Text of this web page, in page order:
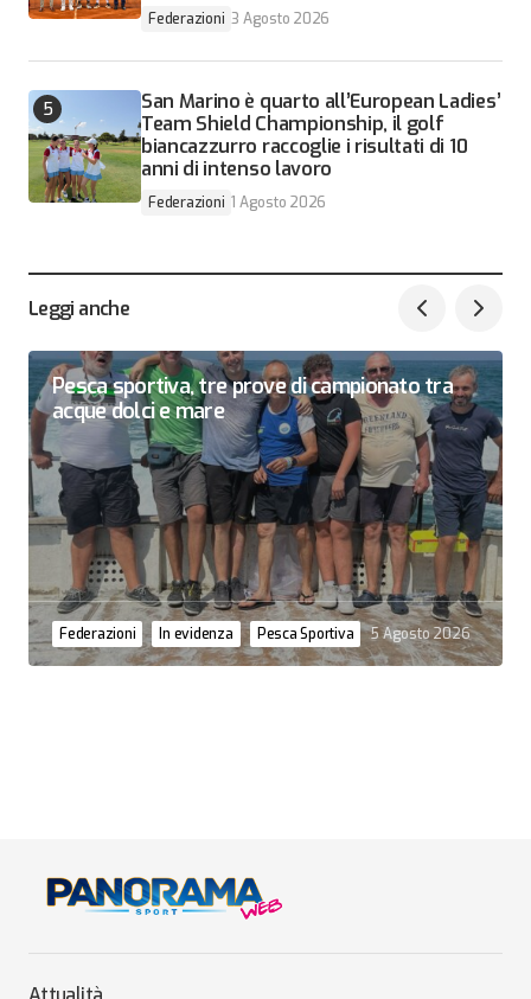
Federazioni 3 Agosto 2026
San Marino è quarto all’European Ladies’
Team Shield Championship, il golf
biancazzurro raccoglie i risultati di 10
anni di intenso lavoro
Federazioni 1 Agosto 2026
Leggi anche
Pesca sportiva, tre prove di campionato tra
acque dolci e mare
Federazioni In evidenza Pesca Sportiva 5 Agosto 2026